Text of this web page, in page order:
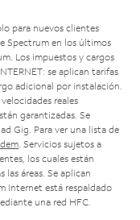
para nuevos clientes
Spectrum en los últimos
Los impuestos y cargos
se aplican tarifas
adicional por instalación.
reales
garantizadas. Se
Gig. Para ver una lista de
. Servicios sujetos a
los cuales están
áreas. Se aplican
Internet está respaldado
una red HFC.